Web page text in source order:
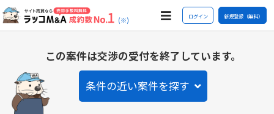
(※) ログイン 新規登録（無料）
この案件は交渉の受付を終了しています。
条件の近い案件を探す